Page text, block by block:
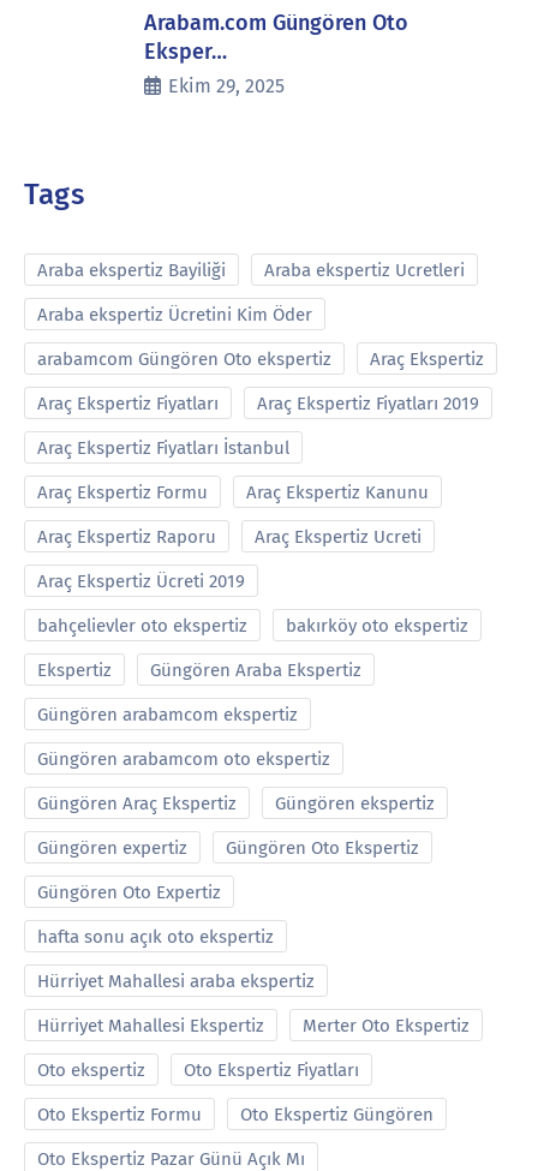
Arabam.com Güngören Oto
Eksper…
Ekim 29, 2025
Tags
Araba ekspertiz Bayiliği Araba ekspertiz Ucretleri
Araba ekspertiz Ücretini Kim Öder
arabamcom Güngören Oto ekspertiz Araç Ekspertiz
Araç Ekspertiz Fiyatları Araç Ekspertiz Fiyatları 2019
Araç Ekspertiz Fiyatları İstanbul
Araç Ekspertiz Formu Araç Ekspertiz Kanunu
Araç Ekspertiz Raporu Araç Ekspertiz Ucreti
Araç Ekspertiz Ücreti 2019
bahçelievler oto ekspertiz bakırköy oto ekspertiz
Ekspertiz Güngören Araba Ekspertiz
Güngören arabamcom ekspertiz
Güngören arabamcom oto ekspertiz
Güngören Araç Ekspertiz Güngören ekspertiz
Güngören expertiz Güngören Oto Ekspertiz
Güngören Oto Expertiz
hafta sonu açık oto ekspertiz
Hürriyet Mahallesi araba ekspertiz
Hürriyet Mahallesi Ekspertiz Merter Oto Ekspertiz
Oto ekspertiz Oto Ekspertiz Fiyatları
Oto Ekspertiz Formu Oto Ekspertiz Güngören
Oto Ekspertiz Pazar Günü Açık Mı